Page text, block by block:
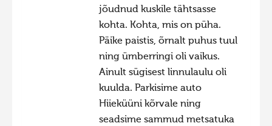
jõudnud kuskile tähtsasse
kohta. Kohta, mis on püha.
Päike paistis, õrnalt puhus tuul
ning ümberringi oli vaikus.
Ainult sügisest linnulaulu oli
kuulda. Parkisime auto
Hiieküüni kõrvale ning
seadsime sammud metsatuka